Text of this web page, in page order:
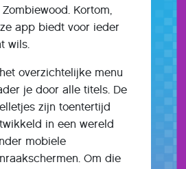
Zombiewood. Kortom,
app biedt voor ieder
wils.
overzichtelijke menu
je door alle titels. De
zijn toentertijd
in een wereld
mobiele
Om die